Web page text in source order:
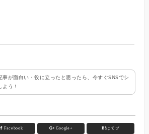
事が面白い・役に立ったと思ったら、今すぐSNSでシ
よう！
Facebook Google+ B!はてブ